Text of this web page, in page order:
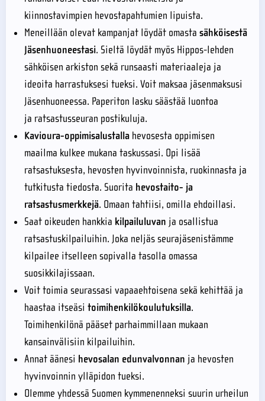
kiinnostavimpien hevostapahtumien lipuista.
Meneillään olevat kampanjat löydät omasta sähköisestä
Jäsenhuoneestasi. Sieltä löydät myös Hippos-lehden
sähköisen arkiston sekä runsaasti materiaaleja ja
ideoita harrastuksesi tueksi. Voit maksaa jäsenmaksusi
Jäsenhuoneessa. Paperiton lasku säästää luontoa
ja ratsastusseuran postikuluja.
Kavioura-oppimisalustalla hevosesta oppimisen
maailma kulkee mukana taskussasi. Opi lisää
ratsastuksesta, hevosten hyvinvoinnista, ruokinnasta ja
tutkitusta tiedosta. Suorita hevostaito- ja
ratsastusmerkkejä. Omaan tahtiisi, omilla ehdoillasi.
Saat oikeuden hankkia kilpailuluvan ja osallistua
ratsastuskilpailuihin. Joka neljäs seurajäsenistämme
kilpailee itselleen sopivalla tasolla omassa
suosikkilajissaan.
Voit toimia seurassasi vapaaehtoisena sekä kehittää ja
haastaa itseäsi toimihenkilökoulutuksilla.
Toimihenkilönä pääset parhaimmillaan mukaan
kansainvälisiin kilpailuihin.
Annat äänesi hevosalan edunvalvonnan ja hevosten
hyvinvoinnin ylläpidon tueksi.
Olemme yhdessä Suomen kymmenenneksi suurin urheilun